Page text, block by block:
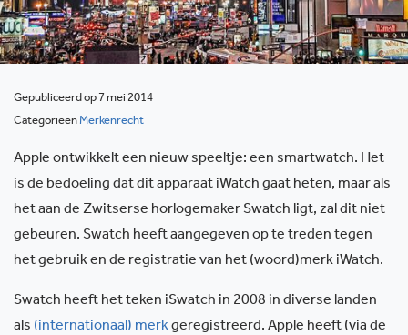
Gepubliceerd op 7 mei 2014
Categorieën Merkenrecht
Apple ontwikkelt een nieuw speeltje: een smartwatch. Het
is de bedoeling dat dit apparaat iWatch gaat heten, maar als
het aan de Zwitserse horlogemaker Swatch ligt, zal dit niet
gebeuren. Swatch heeft aangegeven op te treden tegen
het gebruik en de registratie van het (woord)merk iWatch.
Swatch heeft het teken iSwatch in 2008 in diverse landen
als (internationaal) merkgeregistreerd. Apple heeft (via de